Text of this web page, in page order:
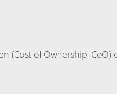
(Cost of Ownership, CoO)